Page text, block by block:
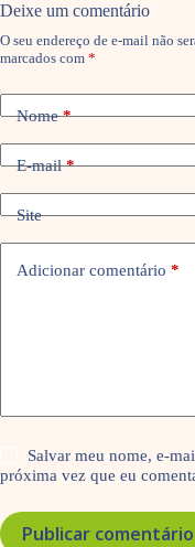
Deixe um comentário
O seu endereço de e-mail não
marcados com *
Nome*
E-mail*
Site
Adicionar comentário *
Salvar meu nome, e-
próxima vez que eu
Publicar comentário